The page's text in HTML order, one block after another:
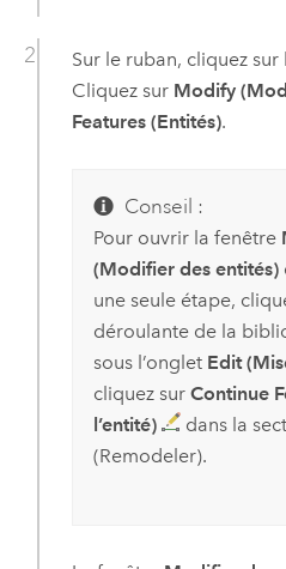
Sur le ruban, cliquez
Cliquez sur Modify
Features (Entités).
Conseil :
Pour ouvrir la fenêtre
(Modifier des entités)
une seule étape,
déroulante de la
sous l’onglet Edit
cliquez sur Continue
l’entité)
dans la
(Remodeler).